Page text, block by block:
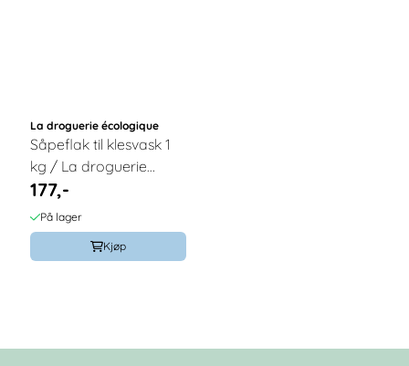
La droguerie écologique
Såpeflak til klesvask 1
kg / La droguerie
écologique®
177,-
På lager
Kjøp